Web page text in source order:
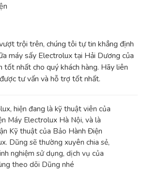
trội trên, chúng tôi tự tin khẳng định
máy sấy Electrolux tại Hải Dương của
tốt nhất cho quý khách hàng. Hãy liên
tư vấn và hỗ trợ tốt nhất.
hiện đang là kỹ thuật viên của
Máy Electrolux Hà Nội, và là
Kỹ thuật của Bảo Hành Điện
Dũng sẽ thường xuyên chia sẻ,
nghiệm sử dụng, dịch vụ của
theo dõi Dũng nhé